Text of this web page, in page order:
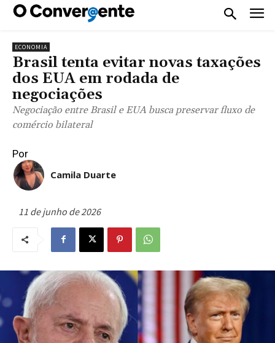
ECONOMIA
Brasil tenta evitar novas taxações
dos EUA em rodada de
negociações
Negociação entre Brasil e EUA busca preservar fluxo de
comércio bilateral
Por
Camila Duarte
11 de junho de 2026